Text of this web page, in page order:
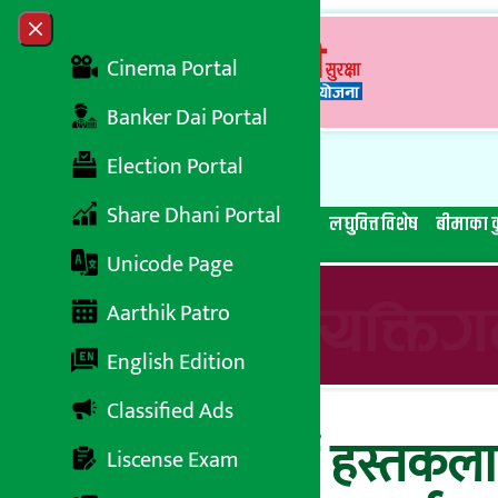
Skip to content
Close menu
Cinema Portal
Banker Dai Portal
Election Portal
Share Dhani Portal
Unicode Page
Aarthik Patro
English Edition
Classified Ads
Liscense Exam
सबै समाचार बेथिति मुर्दाबाद बैंकिङ विशेष लघुवित्त विशेष बीमाका
नबिल बैंक १८औं हस्तकला